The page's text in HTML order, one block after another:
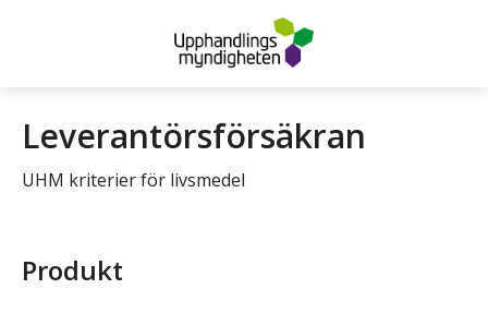
Leverantörsförsäkran
UHM kriterier för livsmedel
Produkt